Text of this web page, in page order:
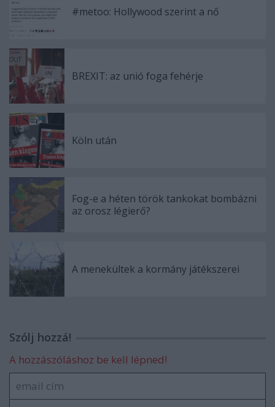
#metoo: Hollywood szerint a nő
BREXIT: az unió foga fehérje
Köln után
Fog-e a héten török tankokat bombázni
az orosz légierő?
A menekültek a kormány játékszerei
Szólj hozzá!
A hozzászóláshoz be kell lépned!